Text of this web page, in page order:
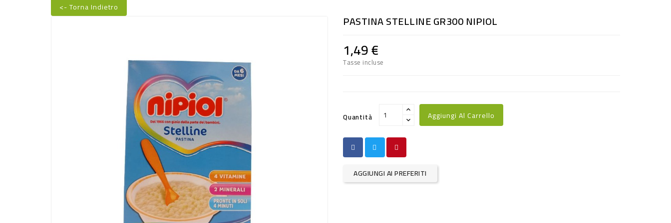
<- Torna Indietro
PASTINA STELLINE GR300 NIPIOL
1,49 €
Tasse incluse
Quantità Aggiungi Al Carrello
AGGIUNGI AI PREFERITI